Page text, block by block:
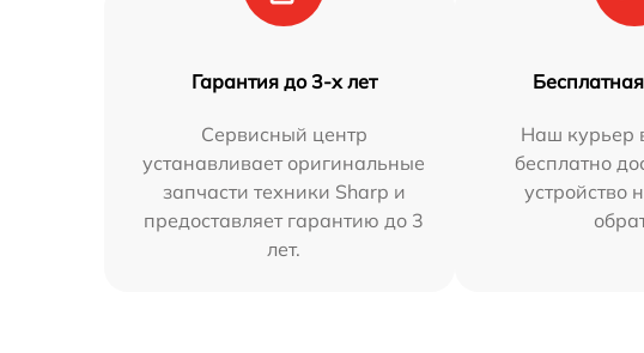
Гарантия до 3-х лет
Сервисный центр
устанавливает оригинальные
запчасти техники Sharp и
предоставляет гарантию до 3
лет.
Наш курьер
бесплатно
устройство